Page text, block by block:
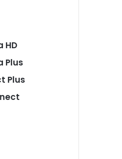
HD
Plus
Plus